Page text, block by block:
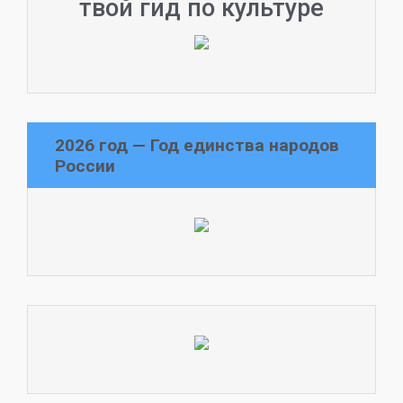
твой гид по культуре
2026 год — Год единства народов
России